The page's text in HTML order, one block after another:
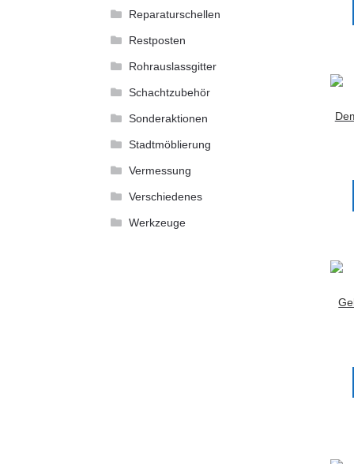
Reparaturschellen
Restposten
Rohrauslassgitter
Schachtzubehör
Sonderaktionen
Stadtmöblierung
Vermessung
Verschiedenes
Werkzeuge